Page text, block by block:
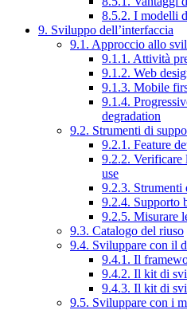
8.5.2. I modelli
9. Sviluppo dell’interfaccia
9.1. Approccio allo
9.1.1. Attività
9.1.2. Web
9.1.3. Mobile
9.1.4.
degradation
9.2. Strumenti di
9.2.1. Feature
9.2.2. Verificare
use
9.2.3. Strumenti
9.2.4. Supporto
9.2.5. Misurare
9.3. Catalogo del riuso
9.4. Sviluppare con il
9.4.1. Il
9.4.2. Il kit di
9.4.3. Il kit di
9.5. Sviluppare con i